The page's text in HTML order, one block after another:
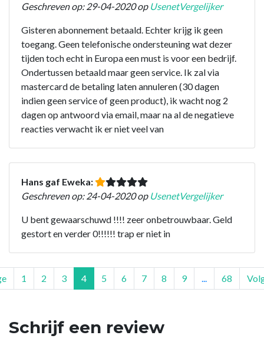
Geschreven op: 29-04-2020 op UsenetVergelijker
Gisteren abonnement betaald. Echter krijg ik geen
toegang. Geen telefonische ondersteuning wat dezer
tijden toch echt in Europa een must is voor een bedrijf.
Ondertussen betaald maar geen service. Ik zal via
mastercard de betaling laten annuleren (30 dagen
indien geen service of geen product), ik wacht nog 2
dagen op antwoord via email, maar na al de negatieve
reacties verwacht ik er niet veel van
Hans gaf Eweka:
Geschreven op: 24-04-2020 op UsenetVergelijker
U bent gewaarschuwd !!!! zeer onbetrouwbaar. Geld
gestort en verder 0!!!!!! trap er niet in
1 2 3 4 5 6 7 8 9 68
Schrijf een review